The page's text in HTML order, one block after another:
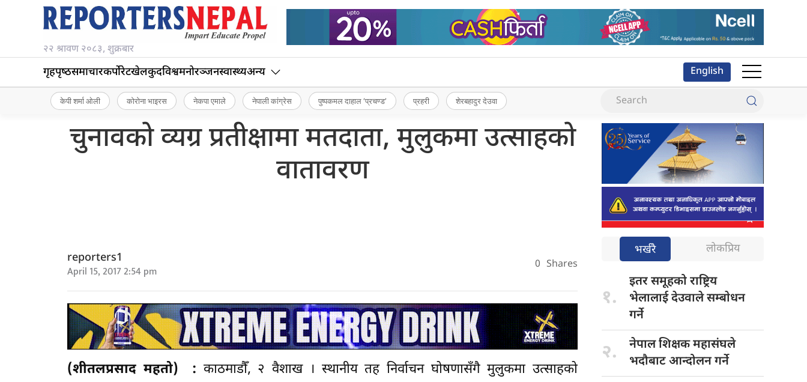
२२ श्रावण २०८३, शुक्रबार
गृहपृष्‍ठसमाचारकर्पोरेटखेलकुदविश्वमनोरञ्जनस्वास्थ्यअन्य English
केपी शर्मा ओली कोरोना भाइरस नेकपा एमाले नेपाली कांग्रेस पुष्पकमल दाहाल ‘प्रचण्ड’ प्रहरी शेरबहादुर देउवा
चुनावको व्यग्र प्रतीक्षामा मतदाता, मुलुकमा उत्साहको
वातावरण
reporters1
April 15, 2017 2:54 pm 0 Shares
(शीतलप्रसाद महतो) : काठमाडौँ, २ वैशाख । स्थानीय तह निर्वाचन घोषणासँगै मुलुकमा उत्साहको
भर्खरै लोकप्रिय
१.
इतर समूहकोराष्ट्रिय
भेलालाई देउवाले सम्बाेधन
गर्ने
२. नेपाल शिक्षकमहासंघले
भदौबाट आन्दोलन गर्ने